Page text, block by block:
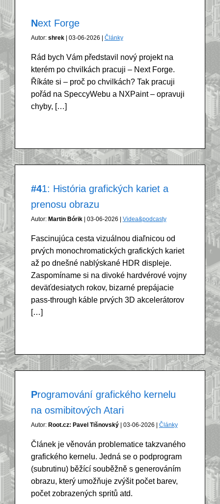
Next Forge
Autor: shrek| 03-06-2026 | Články
Rád bych Vám představil nový projekt na
kterém po chvilkách pracuji – Next Forge.
Říkáte si – proč po chvilkách? Tak pracuji
pořád na SpeccyWebu a NXPaint – opravuji
chyby, […]
#41: História grafických kariet a
prenosu obrazu
Autor: Martin Bórik| 03-06-2026 | Videa&podcasty
Fascinujúca cesta vizuálnou diaľnicou od
prvých monochromatických grafických kariet
až po dnešné nablýskané HDR displeje.
Zaspomíname si na divoké hardvérové vojny
deväťdesiatych rokov, bizarné prepájacie
pass-through káble prvých 3D akcelerátorov
[…]
Programování grafického kernelu
na osmibitových Atari
Autor: Root.cz: Pavel Tišnovský| 03-06-2026 | Články
Článek je věnován problematice takzvaného
grafického kernelu. Jedná se o podprogram
(subrutinu) běžící souběžně s generováním
obrazu, který umožňuje zvýšit počet barev,
počet zobrazených spritů atd.